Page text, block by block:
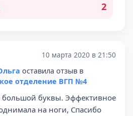
2
10 марта 2020 в 21:50
оставила отзыв в
отделение ВГП №4
большой буквы. Эффективное
на ноги, Спасибо